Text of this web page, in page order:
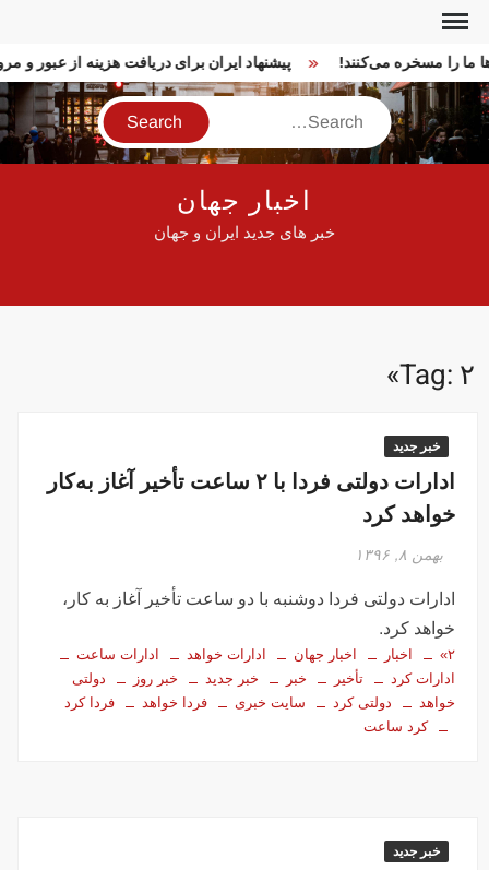
Skip
content
پیشنهاد ایران برای دریافت هزینه از ما را مسخره می‌کنند!
Search
اخبار جهان
خبر های جدید ایران و جهان
Tag: ۲»
خبر جدید
ادارات دولتی فردا با ۲ ساعت تأخیر آغاز به‌کار
خواهد کرد
بهمن ۸, ۱۳۹۶
ادارات دولتی فردا دوشنبه با دو ساعت تأخیر آغاز به کار،
خواهد کرد.
۲» اخبار اخبار جهان ادارات خواهد
ادارات ساعت
ادارات کرد
تأخیر خبر خبر جدید خبر روز
دولتی
خواهد
دولتی کرد سایت خبری فردا خواهد
فردا کرد
کرد ساعت
خبر جدید